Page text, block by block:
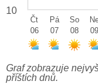
10
Čt
06
Pá
07
So
08
09
Graf zobrazuje
příštích dnů.